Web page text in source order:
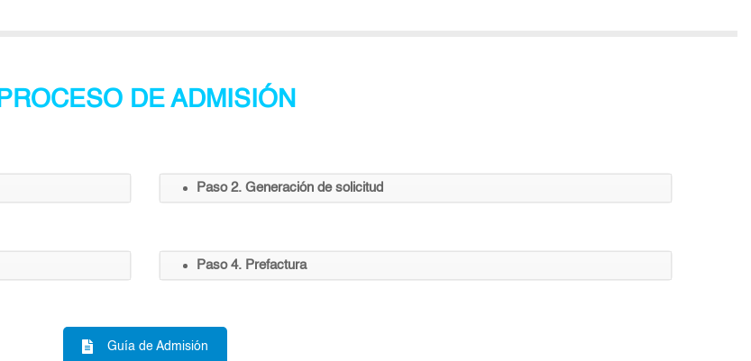
PROCESO DE ADMISIÓN
Paso 2. Generación de solicitud
Paso 4. Prefactura
Guía de Admisión